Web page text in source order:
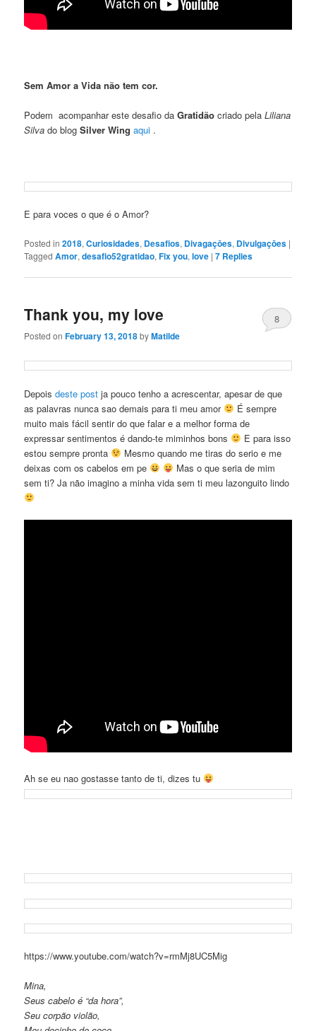
Sem Amor a Vida não tem cor.
Podem acompanhar este desafio daGratidão criado pelaLiliana
Silva do blogSilver Wingaqui .
E para voces o que é o Amor?
Posted in 2018,Curiosidades, Desafios, Divagaçōes, Divulgaçōes |
Tagged Amor,desafio52gratidao,Fix you,love |7 Replies
Thank you, my love
Posted onFebruary 13, 2018byMatilde
8
Depoisdeste post ja pouco tenho a acrescentar, apesar de que
as palavras nunca sao demais para ti meu amor
É sempre
muito mais fácil sentir do que falar e a melhor forma de
expressar sentimentos é dando-te miminhos bons
E para isso
estou sempre pronta
Mesmo quando me tiras do serio e me
deixas com os cabelos em pe
Mas o que seria de mim
sem ti? Ja não imagino a minha vida sem ti meu lazonguito lindo
Ah se eu nao gostasse tanto de ti, dizes tu
https://www.youtube.com/watch?v=rmMj8UC5Mig
Mina,
Seus cabelo é “da hora”,
Seu corpão violão,